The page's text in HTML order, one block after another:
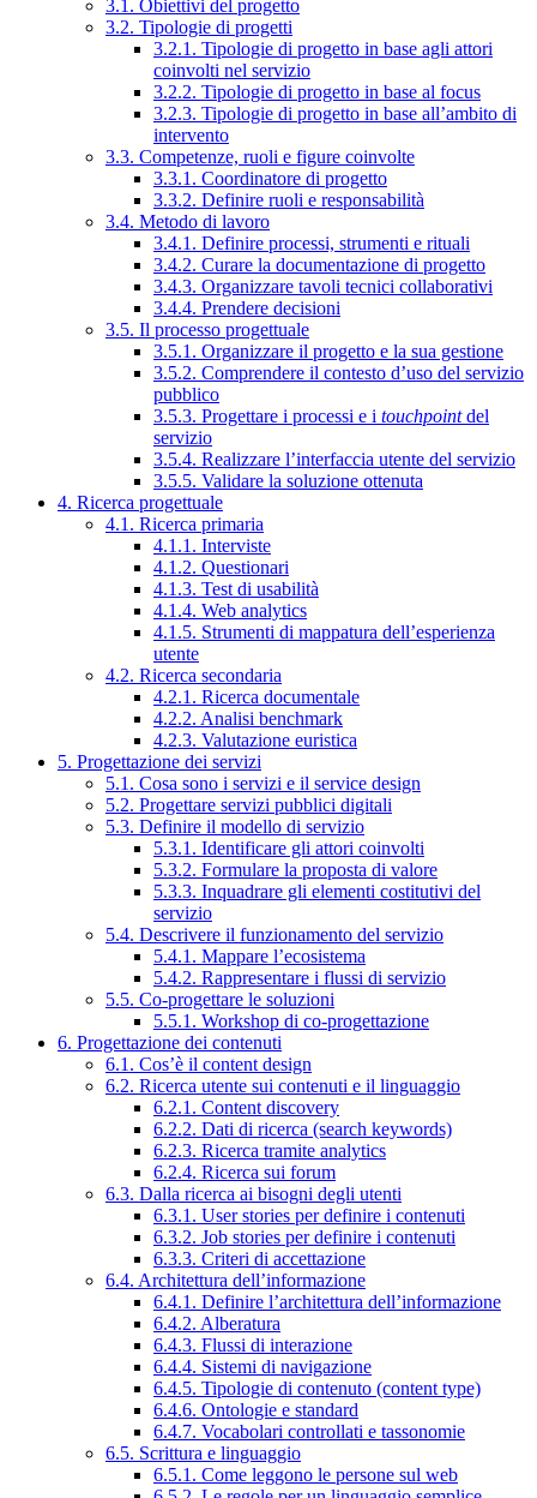
3.1. Obiettivi del progetto
3.2. Tipologie di progetti
3.2.1. Tipologie di progetto in base agli attori
coinvolti nel servizio
3.2.2. Tipologie di progetto in base al focus
3.2.3. Tipologie di progetto in base all’ambito di
intervento
3.3. Competenze, ruoli e figure coinvolte
3.3.1. Coordinatore di progetto
3.3.2. Definire ruoli e responsabilità
3.4. Metodo di lavoro
3.4.1. Definire processi, strumenti e rituali
3.4.2. Curare la documentazione di progetto
3.4.3. Organizzare tavoli tecnici collaborativi
3.4.4. Prendere decisioni
3.5. Il processo progettuale
3.5.1. Organizzare il progetto e la sua gestione
3.5.2. Comprendere il contesto d’uso del servizio
pubblico
3.5.3. Progettare i processi e i touchpointdel
servizio
3.5.4. Realizzare l’interfaccia utente del servizio
3.5.5. Validare la soluzione ottenuta
4. Ricerca progettuale
4.1. Ricerca primaria
4.1.1. Interviste
4.1.2. Questionari
4.1.3. Test di usabilità
4.1.4. Web analytics
4.1.5. Strumenti di mappatura dell’esperienza
utente
4.2. Ricerca secondaria
4.2.1. Ricerca documentale
4.2.2. Analisi benchmark
4.2.3. Valutazione euristica
5. Progettazione dei servizi
5.1. Cosa sono i servizi e il service design
5.2. Progettare servizi pubblici digitali
5.3. Definire il modello di servizio
5.3.1. Identificare gli attori coinvolti
5.3.2. Formulare la proposta di valore
5.3.3. Inquadrare gli elementi costitutivi del
servizio
5.4. Descrivere il funzionamento del servizio
5.4.1. Mappare l’ecosistema
5.4.2. Rappresentare i flussi di servizio
5.5. Co-progettare le soluzioni
5.5.1. Workshop di co-progettazione
6. Progettazione dei contenuti
6.1. Cos’è il content design
6.2. Ricerca utente sui contenuti e il linguaggio
6.2.1. Content discovery
6.2.2. Dati di ricerca (search keywords)
6.2.3. Ricerca tramite analytics
6.2.4. Ricerca sui forum
6.3. Dalla ricerca ai bisogni degli utenti
6.3.1. User stories per definire i contenuti
6.3.2. Job stories per definire i contenuti
6.3.3. Criteri di accettazione
6.4. Architettura dell’informazione
6.4.1. Definire l’architettura dell’informazione
6.4.2. Alberatura
6.4.3. Flussi di interazione
6.4.4. Sistemi di navigazione
6.4.5. Tipologie di contenuto (content type)
6.4.6. Ontologie e standard
6.4.7. Vocabolari controllati e tassonomie
6.5. Scrittura e linguaggio
6.5.1. Come leggono le persone sul web